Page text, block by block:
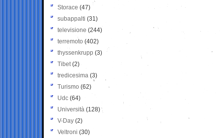
Storace (47)
subappalti (31)
televisione(244)
terremoto (402)
thyssenkrupp (3)
Tibet(2)
tredicesima (3)
Turismo (62)
Udc (64)
Università (128)
V-Day (2)
Veltroni (30)